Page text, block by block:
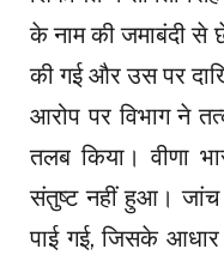
के नाम की जमाबंदी से
की गई और उस पर
आरोप पर विभाग ने
तलब किया। वीणा
संतुष्ट नहीं हुआ। जांच
पाई गई, जिसके